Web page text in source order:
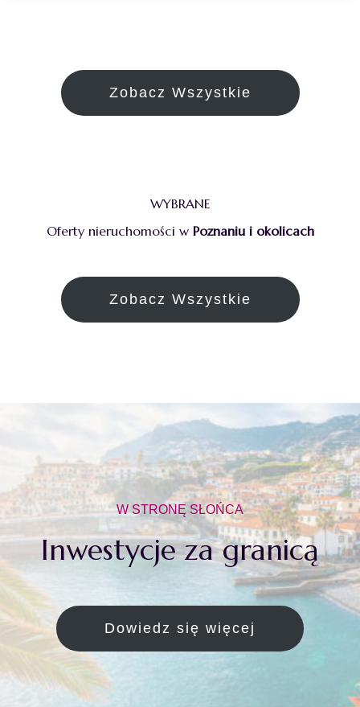
Zobacz Wszystkie
WYBRANE
Oferty nieruchomości w Poznaniu i okolicach
Zobacz Wszystkie
W STRONĘ SŁOŃCA
Inwestycje za granicą
Dowiedz się więcej